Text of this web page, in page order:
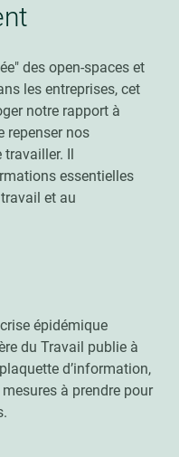
des open-spaces et
les entreprises, cet
notre rapport à
repenser nos
travailler. Il
essentielles
et au
épidémique
du Travail publie à
d’information,
à prendre pour